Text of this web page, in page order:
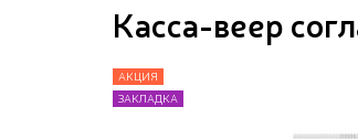
Касса-веер
АКЦИЯ
ЗАКЛАДКА
АКЦИЯ
ЗАКЛАДКА